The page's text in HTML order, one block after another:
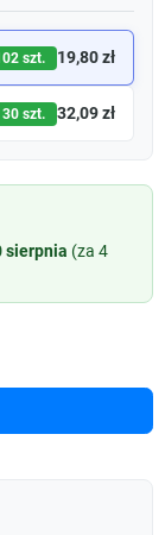
szt. 19,80 zł
30 szt. 32,09 zł
sierpnia (za 4